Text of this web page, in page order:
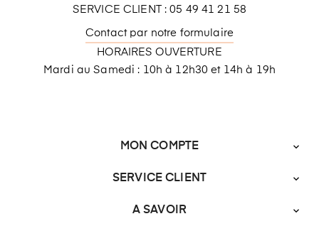
SERVICE CLIENT : 05 49 41 21 58
Contact par notre formulaire
HORAIRES OUVERTURE
Mardi au Samedi : 10h à 12h30 et 14h à 19h
MON COMPTE 
SERVICE CLIENT 
A SAVOIR 